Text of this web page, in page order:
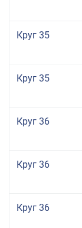
Круг 35
Круг 35
Круг 36
Круг 36
Круг 36